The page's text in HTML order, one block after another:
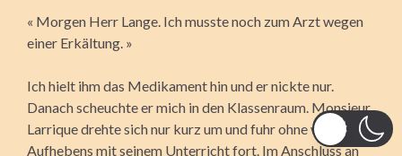
« Morgen Herr Lange. Ich musste noch zum Arzt wegen
einer Erkältung. »
Ich hielt ihm das Medikament hin und er nickte nur.
Danach scheuchte er mich in den Klassenraum. Monsieur
Larrique drehte sich nur kurz um und fuhr ohne weiteres
Aufhebens mit seinem Unterricht fort. Im Anschluss an